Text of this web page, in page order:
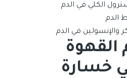
الكلي في الدم
في الدم
خسارة